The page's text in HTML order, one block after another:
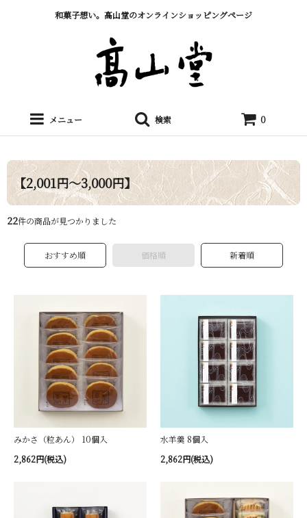
和菓子想い。髙山堂のオンラインショッピングページ
メニュー 検索 0
【2,001円～3,000円】
22件の商品が見つかりました
おすすめ順 価格順 新着順
みかさ（粒あん） 10個入
2,862円(税込)
水羊羹 8個入
2,862円(税込)